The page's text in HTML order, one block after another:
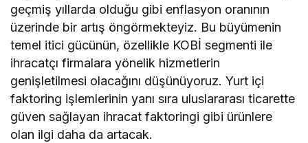
geçmiş yıllarda olduğu gibi enflasyon oranının
üzerinde bir artış öngörmekteyiz. Bu büyümenin
temel itici gücünün, özellikle KOBİ segmenti ile
ihracatçı firmalara yönelik hizmetlerin
genişletilmesi olacağını düşünüyoruz. Yurt içi
faktoring işlemlerinin yanı sıra uluslararası ticarette
güven sağlayan ihracat faktoringi gibi ürünlere
olan ilgi daha da artacak.